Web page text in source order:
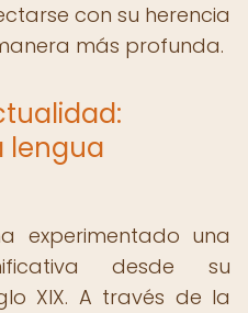
con su herencia
más profunda.
lengua
experimentado una
desde su
XIX. A través de la